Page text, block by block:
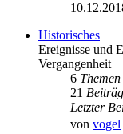
Historisches
Ereignisse und
Vergangenheit
6 Themen
21
Letzter
von vogel